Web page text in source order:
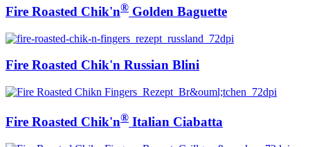
Fire Roasted Chik'n® Golden Baguette
Fire Roasted Chik'n Russian Blini
Fire Roasted Chik'n® Italian Ciabatta